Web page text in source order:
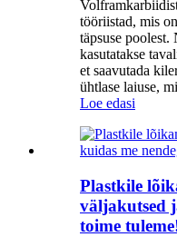
tööriistad, mis
täpsuse poolest.
kasutatakse
et saavutada
ühtlase laiuse,
Loe edasi
Plastkile
väljakutsed
toime